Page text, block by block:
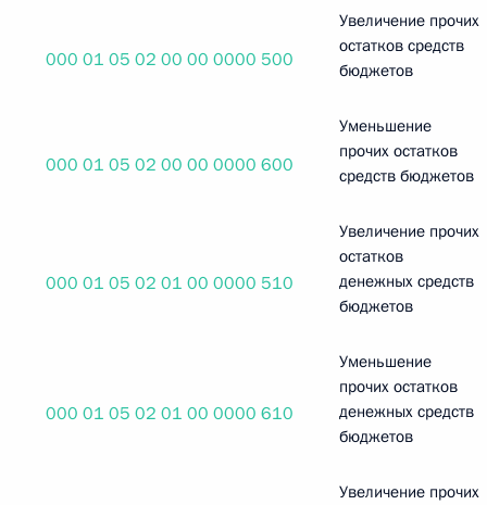
000 01 05 02 00 00 0000 500
Увеличение прочих
остатков средств
бюджетов
000 01 05 02 00 00 0000 600
Уменьшение
прочих остатков
средств бюджетов
000 01 05 02 01 00 0000 510
Увеличение прочих
остатков
денежных средств
бюджетов
000 01 05 02 01 00 0000 610
Уменьшение
прочих остатков
денежных средств
бюджетов
Увеличение прочих